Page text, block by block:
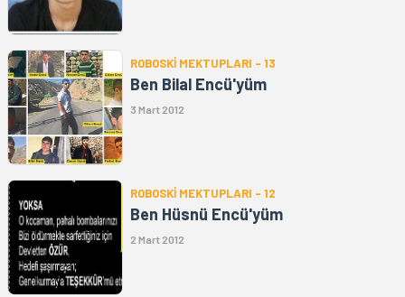
ROBOSKİ MEKTUPLARI - 13
Ben Bilal Encü'yüm
3 Mart 2012
ROBOSKİ MEKTUPLARI - 12
Ben Hüsnü Encü'yüm
2 Mart 2012